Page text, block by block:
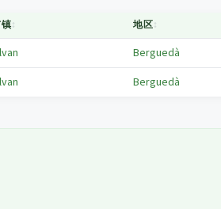
↕ 地区↕
Berguedà
Berguedà